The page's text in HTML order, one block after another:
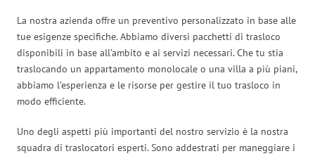
La nostra azienda offre un preventivo personalizzato in base alle
tue esigenze specifiche. Abbiamo diversi pacchetti di trasloco
disponibili in base all’ambito e ai servizi necessari. Che tu stia
traslocando un appartamento monolocale o una villa a più piani,
abbiamo l’esperienza e le risorse per gestire il tuo trasloco in
modo efficiente.
Uno degli aspetti più importanti del nostro servizio è la nostra
squadra di traslocatori esperti. Sono addestrati per maneggiare i